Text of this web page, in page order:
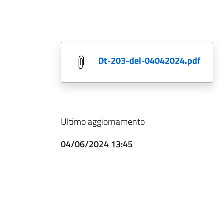
dt-203-del-04042024.pdf
Ultimo aggiornamento
04/06/2024 13:45